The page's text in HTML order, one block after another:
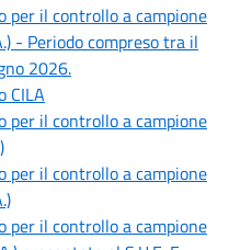
per il controllo a campione
- Periodo compreso tra il
2026.
CILA
per il controllo a campione
per il controllo a campione
per il controllo a campione